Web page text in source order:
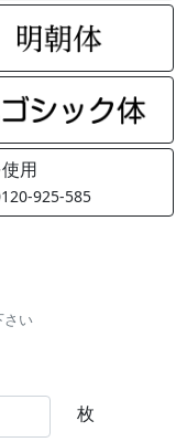
用
925-585
い
枚